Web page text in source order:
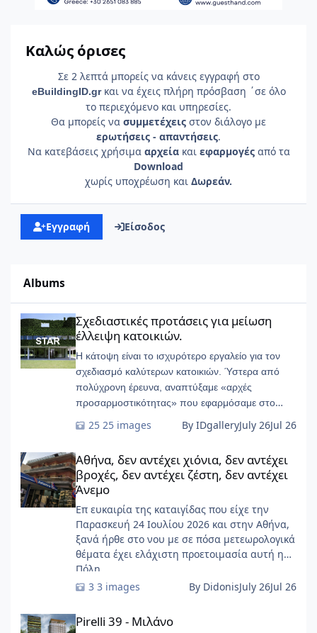
Καλώς όρισες
Σε 2 λεπτά μπορείς να κάνεις εγγραφή στο
eBuildingID.gr και να έχεις πλήρη πρόσβαση ΄σε όλο
το περιεχόμενο και υπηρεσίες.
Θα μπορείς να συμμετέχεις στον διάλογο με
ερωτήσεις - απαντήσεις.
Να κατεβάσεις χρήσιμα αρχείακαι εφαρμογέςαπό τα
Download
χωρίς υποχρέωση και Δωρεάν.
Εγγραφή Είσοδος
Albums
Σχεδιαστικές προτάσεις για μείωση
έλλειψη κατοικιών.
Η κάτοψη είναι το ισχυρότερο εργαλείο για τον
σχεδιασμό καλύτερων κατοικιών. Ύστερα από
πολύχρονη έρευνα, αναπτύξαμε «αρχές
προσαρμοστικότητας» που εφαρμόσαμε στο
25 images By IDgalleryJuly 26Jul 26
Αθήνα, δεν αντέχει χιόνια, δεν αντέχει βροχές, δεν αντέχει
Αθήνα, δεν αντέχει χιόνια, δεν αντέχει
βροχές, δεν αντέχει ζέστη, δεν αντέχει
Άνεμο
Επ ευκαιρία της καταιγίδας που είχε την
Παρασκευή 24 Ιουλίου 2026 και στην Αθήνα,
ξανά ήρθε στο νου με σε πόσα μετεωρολογικά
θέματα έχει ελάχιστη προετοιμασία αυτή η
Πόλη ......
3 images
By DidonisJuly 26Jul 26
Pirelli 39 - Μιλάνο